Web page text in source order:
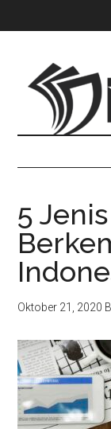
5
Oktober 21, 2020